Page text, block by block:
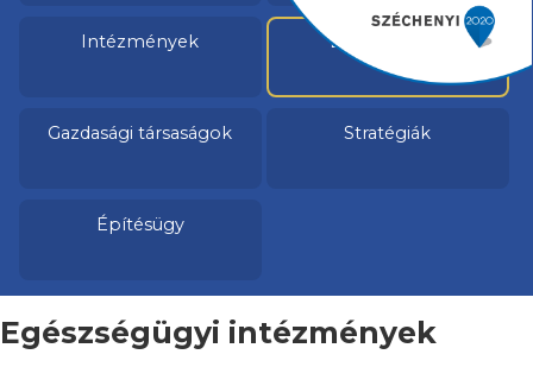
Intézmények Egészségügy
Gazdasági társaságok Stratégiák
Építésügy
Egészségügyi intézmények